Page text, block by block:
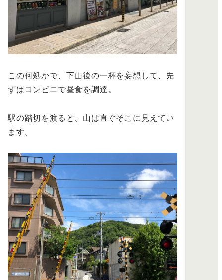
この何処かで、下山後の一杯を妄想して、先
ずはコンビニで昼食を調達。
駅の踏切を渡ると、山は直ぐそこに見えてい
ます。